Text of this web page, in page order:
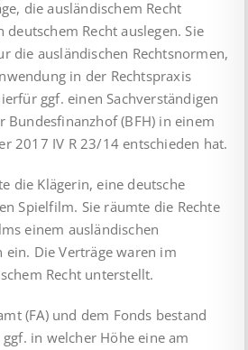
die ausländischem Recht
Recht auslegen. Sie
die ausländischen Rechtsnormen,
in der Rechtspraxis
ggf. einen Sachverständigen
Bundesfinanzhof (BFH) in einem
2017 IV R 23/14 entschieden hat.
die Klägerin, eine deutsche
Spielfilm. Sie räumte die Rechte
einem ausländischen
Die Verträge waren im
Recht unterstellt.
(FA) und dem Fonds bestand
in welcher Höhe eine am